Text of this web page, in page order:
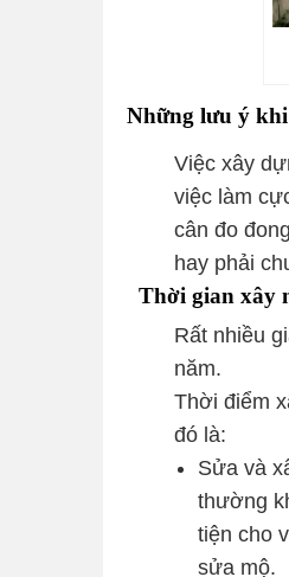
Những lưu ý
Việc xây
việc làm
cân đo
hay phải
Thời gian xây
Rất nhiều
năm.
Thời điểm
đó là:
Sửa và
thường
tiện cho
sửa mộ.